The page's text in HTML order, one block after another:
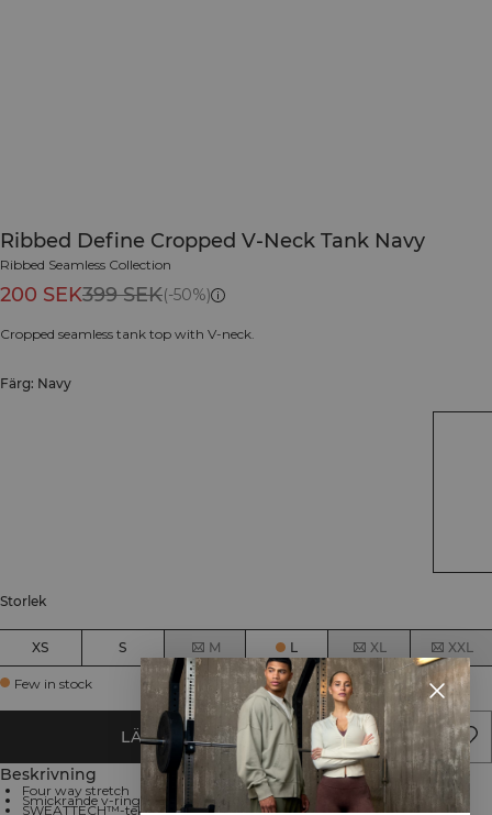
Ribbed Define Cropped V-Neck Tank Navy
Ribbed Seamless Collection
200 SEK399 SEK(-50%)
Cropped seamless tank top with V-neck.
Färg: Navy
Storlek
XS S M L XL XXL
Few in stock
LÄGG I VARUKORGEN
Beskrivning
Four way stretch
Smickrande v-ringad halsringning
SWEATTECH™-teknologi